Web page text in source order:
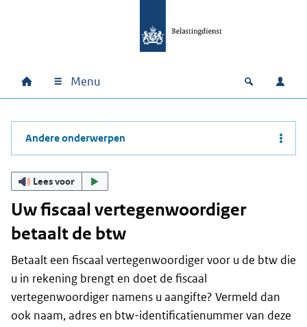
Hoofdnavigatie
Home Menu Open
Andere onderwerpen
Lees voor
Uw fiscaal vertegenwoordiger
betaalt de btw
Betaalt een fiscaal vertegenwoordiger voor u de btw die
u in rekening brengt en doet de fiscaal
vertegenwoordiger namens u aangifte? Vermeld dan
ook naam, adres en btw-identificatienummer van deze